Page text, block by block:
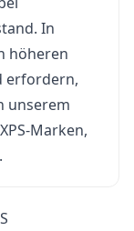
In
höheren
erfordern,
unserem
Marken,
.